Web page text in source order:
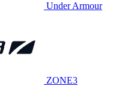
Under Armour
ZONE3